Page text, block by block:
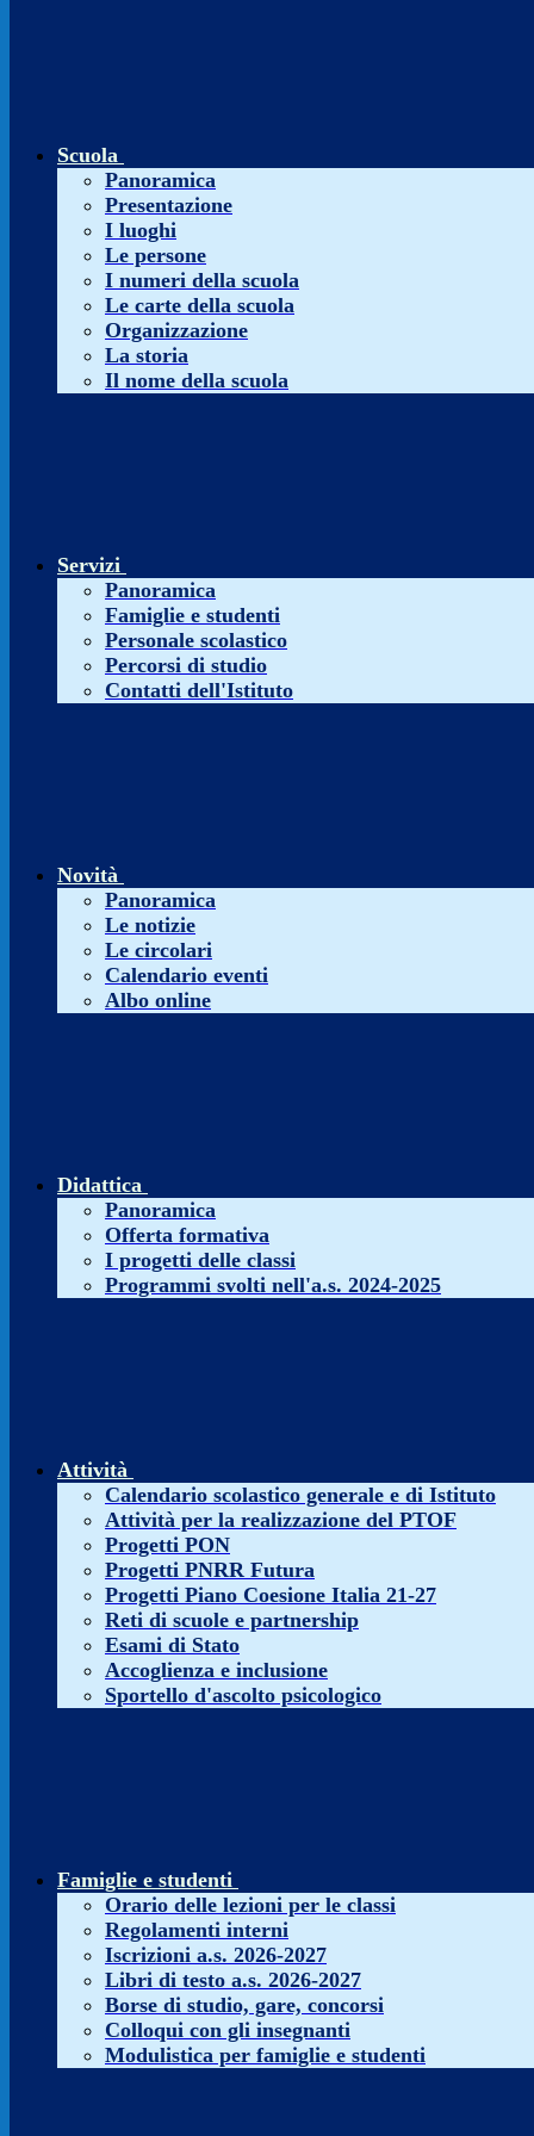
Scuola
Panoramica
Presentazione
I luoghi
Le persone
I numeri della scuola
Le carte della scuola
Organizzazione
La storia
Il nome della scuola
Servizi
Panoramica
Famiglie e studenti
Personale scolastico
Percorsi di studio
Contatti dell'Istituto
Novità
Panoramica
Le notizie
Le circolari
Calendario eventi
Albo online
Didattica
Panoramica
Offerta formativa
I progetti delle classi
Programmi svolti nell'a.s. 2024-2025
Attività
Calendario scolastico generale e di Istituto
Attività per la realizzazione del PTOF
Progetti PON
Progetti PNRR Futura
Progetti Piano Coesione Italia 21-27
Reti di scuole e partnership
Esami di Stato
Accoglienza e inclusione
Sportello d'ascolto psicologico
Famiglie e studenti
Orario delle lezioni per le classi
Regolamenti interni
Iscrizioni a.s. 2026-2027
Libri di testo a.s. 2026-2027
Borse di studio, gare, concorsi
Colloqui con gli insegnanti
Modulistica per famiglie e studenti